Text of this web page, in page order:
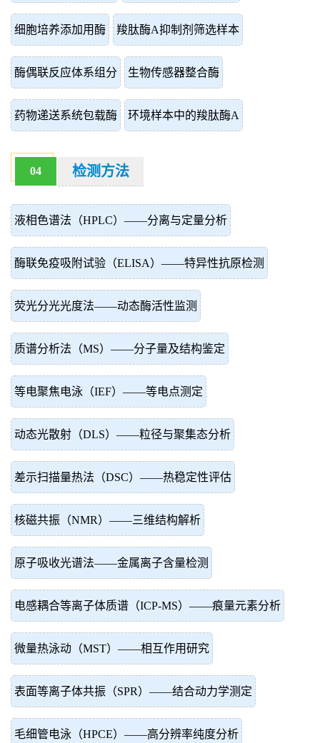
细胞培养添加用酶 羧肽酶A抑制剂筛选样本
酶偶联反应体系组分 生物传感器整合酶
药物递送系统包载酶 环境样本中的羧肽酶A
04 检测方法
液相色谱法（HPLC）——分离与定量分析
酶联免疫吸附试验（ELISA）——特异性抗原检测
荧光分光光度法——动态酶活性监测
质谱分析法（MS）——分子量及结构鉴定
等电聚焦电泳（IEF）——等电点测定
动态光散射（DLS）——粒径与聚集态分析
差示扫描量热法（DSC）——热稳定性评估
核磁共振（NMR）——三维结构解析
原子吸收光谱法——金属离子含量检测
电感耦合等离子体质谱（ICP-MS）——痕量元素分析
微量热泳动（MST）——相互作用研究
表面等离子体共振（SPR）——结合动力学测定
毛细管电泳（HPCE）——高分辨率纯度分析